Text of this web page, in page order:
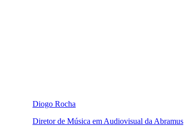
Diogo Rocha
Diretor de Música em Audiovisual da Abramus